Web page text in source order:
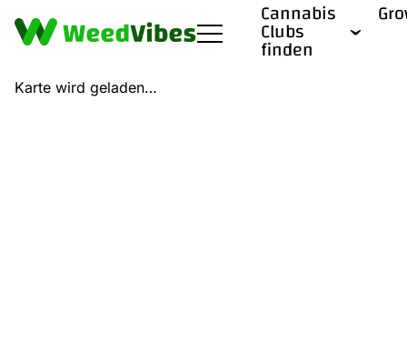
Cannabis
Clubs
finden
Karte wird geladen…